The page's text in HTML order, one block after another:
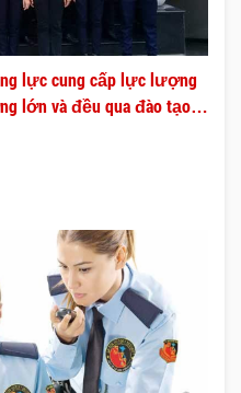
lực cung cấp lực lượng
lớn và đều qua đào tạo